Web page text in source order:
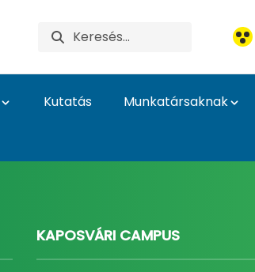
Kutatás
Munkatársaknak
KAPOSVÁRI CAMPUS